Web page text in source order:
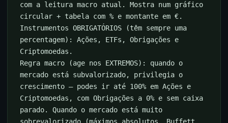
com a leitura macro atual. Mostra num gráfico
circular + tabela com % e montante em €.
Instrumentos OBRIGATÓRIOS (têm sempre uma
percentagem): Ações, ETFs, Obrigações e
Criptomoedas.
Regra macro (age nos EXTREMOS): quando o
mercado está subvalorizado, privilegia o
crescimento — podes ir até 100% em Ações e
Criptomoedas, com Obrigações a 0% e sem caixa
parado. Quando o mercado está muito